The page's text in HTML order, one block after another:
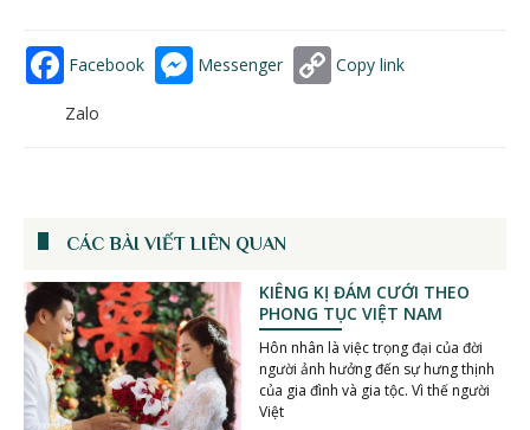
Facebook Messenger Copy link
Zalo
CÁC BÀI VIẾT LIÊN QUAN
KIÊNG KỊ ĐÁM CƯỚI THEO
PHONG TỤC VIỆT NAM
Hôn nhân là việc trọng đại của đời
người ảnh hưởng đến sự hưng thịnh
của gia đình và gia tộc. Vì thế người
Việt